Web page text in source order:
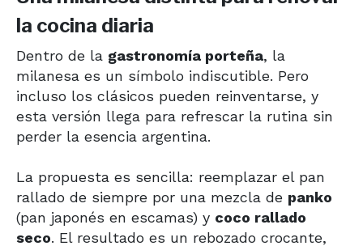
la cocina diaria
Dentro de la gastronomía porteña, la
milanesa es un símbolo indiscutible. Pero
incluso los clásicos pueden reinventarse, y
esta versión llega para refrescar la rutina sin
perder la esencia argentina.
La propuesta es sencilla: reemplazar el pan
rallado de siempre por una mezcla de panko
(pan japonés en escamas) y coco rallado
seco. El resultado es un rebozado crocante,